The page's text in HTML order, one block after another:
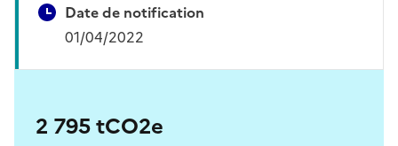
Date de notification
01/04/2022
2 795 tCO2e